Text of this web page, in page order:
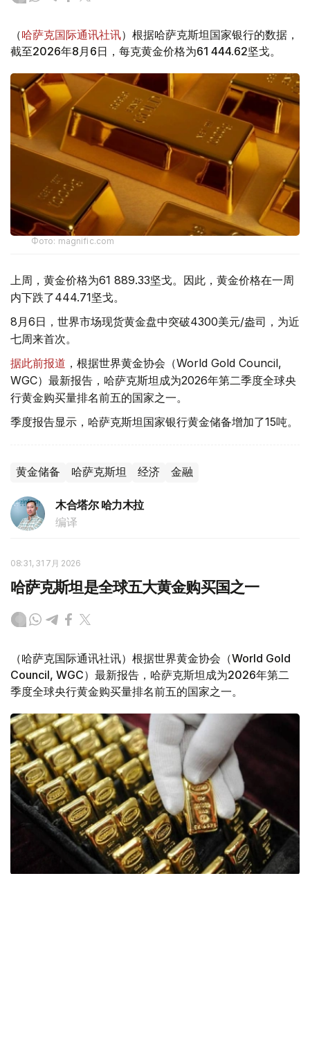
（哈萨克国际通讯社讯）根据哈萨克斯坦国家银行的数据，
截至2026年8月6日，每克黄金价格为61 444.62坚戈。
Фото: magnific.com
上周，黄金价格为61 889.33坚戈。因此，黄金价格在一周
内下跌了444.71坚戈。
8月6日，世界市场现货黄金盘中突破4300美元/盎司，为近
七周来首次。
据此前报道 ，根据世界黄金协会（World Gold Council,
WGC）最新报告，哈萨克斯坦成为2026年第二季度全球央
行黄金购买量排名前五的国家之一。
季度报告显示，哈萨克斯坦国家银行黄金储备增加了15吨。
黄金储备 哈萨克斯坦 经济 金融
木合塔尔 哈力木拉
编译
08:31, 31 7月 2026
哈萨克斯坦是全球五大黄金购买国之一
（哈萨克国际通讯社讯）根据世界黄金协会（World Gold
Council, WGC）最新报告，哈萨克斯坦成为2026年第二
季度全球央行黄金购买量排名前五的国家之一。